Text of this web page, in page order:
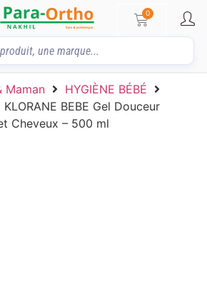
0
Maman
HYGIÈNE BÉBÉ
KLORANE BEBE Gel Douceur
Cheveux – 500 ml